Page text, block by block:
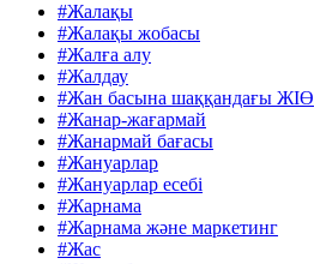
#Жалақы
#Жалақы жобасы
#Жалға алу
#Жалдау
#Жан басына шаққандағы ЖІӨ
#Жанар-жағармай
#Жанармай бағасы
#Жануарлар
#Жануарлар есебі
#Жарнама
#Жарнама және маркетинг
#Жас